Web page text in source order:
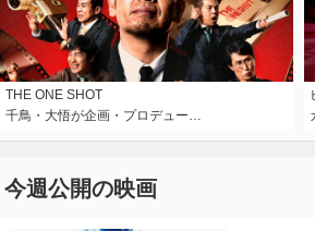
THE ONE SHOT
千鳥・大悟が企画・プロデュー…
今週公開の映画